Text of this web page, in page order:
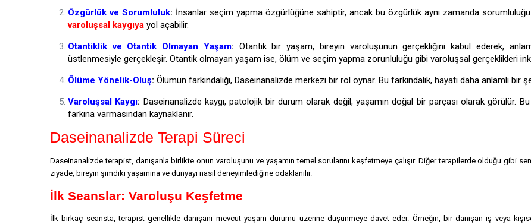
Özgürlük ve Sorumluluk: İnsanlar seçim yapma özgürlüğüne sahiptir, ancak bu özgürlük aynı zamanda
varoluşsal kaygıya yol açabilir.
Otantiklik ve Otantik Olmayan Yaşam: Otantik bir yaşam, bireyin varoluşunun gerçekliğini kabul ederek,
üstlenmesiyle gerçekleşir. Otantik olmayan yaşam ise, ölüm ve seçim yapma zorunluluğu gibi varoluşsal gerçeklikleri
Ölüme Yönelik-Oluş: Ölümün farkındalığı, Daseinanalizde merkezi bir rol oynar. Bu farkındalık, hayatı daha anlamlı
Varoluşsal Kaygı: Daseinanalizde kaygı, patolojik bir durum olarak değil, yaşamın doğal bir parçası olarak görülür.
farkına varmasından kaynaklanır.
Daseinanalizde Terapi Süreci
Daseinanalizde terapist, danışanla birlikte onun varoluşunu ve yaşamın temel sorularını keşfetmeye çalışır. Diğer terapilerde olduğu gibi
ziyade, bireyin şimdiki yaşamına ve dünyayı nasıl deneyimlediğine odaklanılır.
İlk Seanslar: Varoluşu Keşfetme
İlk birkaç seansta, terapist genellikle danışanı mevcut yaşam durumu üzerine düşünmeye davet eder. Örneğin, bir danışan iş veya